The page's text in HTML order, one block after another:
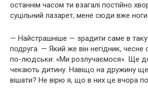
останнім часом ти взагалі постійно
суцільний лазарет, мене сюди вже
— Найстрашніше — зрадити саме в
подруга. — Який же він негідник,
по-людськи: «Ми розлучаємося». Ще
чекають дитину. Навіщо на дружину ще
вішати? Не вірю я, що в них це вчора